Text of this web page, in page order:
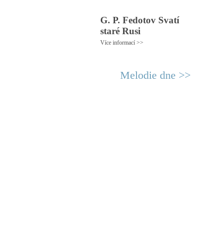
G. P. Fedotov Svatí
staré Rusi
Více informací >>
Melodie dne >>